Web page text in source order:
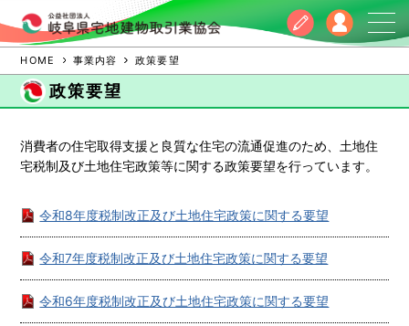
HOME 事業内容 政策要望
政策要望
消費者の住宅取得支援と良質な住宅の流通促進のため、土地住
宅税制及び土地住宅政策等に関する政策要望を行っています。
令和8年度税制改正及び土地住宅政策に関する要望
令和7年度税制改正及び土地住宅政策に関する要望
令和6年度税制改正及び土地住宅政策に関する要望